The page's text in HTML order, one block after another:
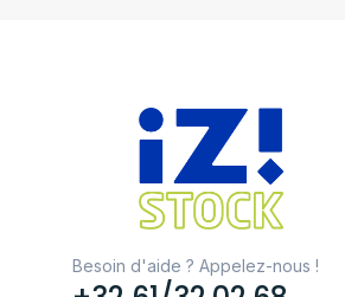
Besoin d'aide ? Appelez-nous !